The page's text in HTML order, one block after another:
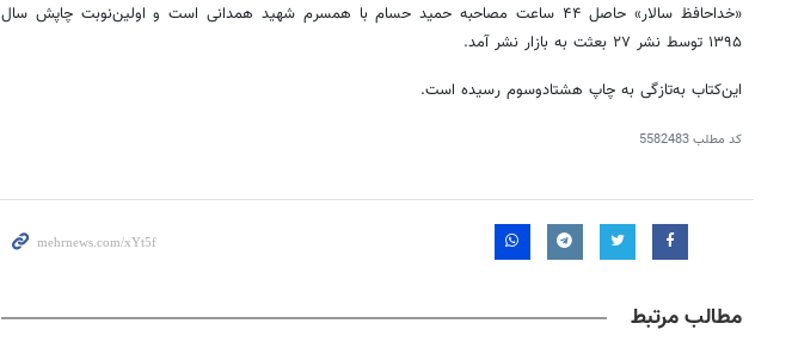
«خداحافظ سالار» حاصل ۴۴ ساعت مصاحبه حمید حسام با همسرم شهید همدانی است و اولین‌نوبت چاپش سال
۱۳۹۵ توسط نشر ۲۷ بعثت به بازار نشر آمد.
این‌کتاب به‌تازگی به چاپ هشتادوسوم رسیده است.
کد مطلب5582483
مطالب مرتبط